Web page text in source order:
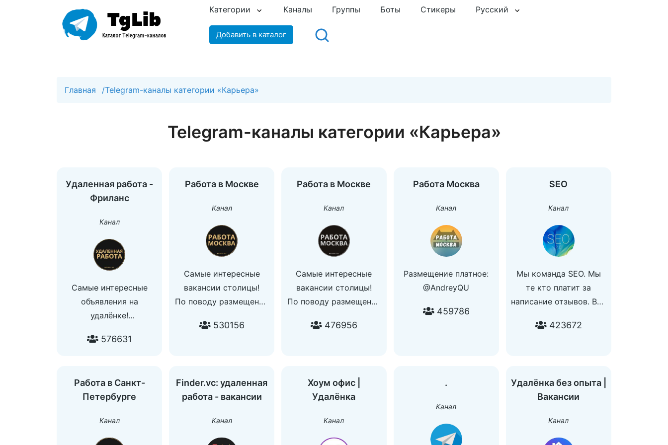
Категории Каналы Группы Боты Стикеры Русский
Добавить в каталог
Главная /Telegram-каналы категории «Карьера»
Telegram-каналы категории «Карьера»
Удаленная работа -
Фриланс
Канал
Самые интересные
объявления на
удалёнке!
@udalenka_vakansiibot
@global_manager
576631
Работа в Москве
Канал
Самые интересные
вакансии столицы!
По поводу размещения
@global_manager
530156
Работа в Москве
Канал
Самые интересные
вакансии столицы!
По поводу размещения
@global_manager
476956
Работа Москва
Канал
Размещение платное:
@AndreyQU
459786
SEO
Канал
Мы команда SEO. Мы
те кто платит за
написание отзывов. Все
️ Получаете
️ Получаете оплату за
работу
Наш чат:
https://t.me/joinchat/bRypzG3fklZmYmYy
423672
Работа в Санкт-
Петербурге
Канал
Finder.vc: удаленная
работа - вакансии
Канал
Хоум офис |
Удалёнка
Канал
.
Канал
Удалёнка без опыта |
Вакансии
Канал